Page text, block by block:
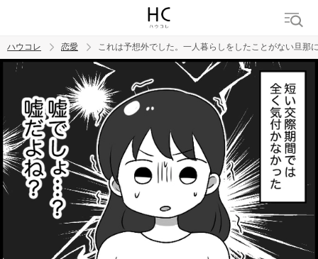
トレンド ワード
恋愛
ハウコレ 恋愛 これは予想外でした。一人暮らしをしたことがない旦那